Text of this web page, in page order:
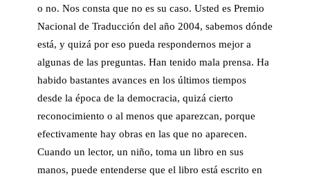
o no. Nos consta que no es su caso. Usted es Premio
Nacional de Traducción del año 2004, sabemos dónde
está, y quizá por eso pueda respondernos mejor a
algunas de las preguntas. Han tenido mala prensa. Ha
habido bastantes avances en los últimos tiempos
desde la época de la democracia, quizá cierto
reconocimiento o al menos que aparezcan, porque
efectivamente hay obras en las que no aparecen.
Cuando un lector, un niño, toma un libro en sus
manos, puede entenderse que el libro está escrito en